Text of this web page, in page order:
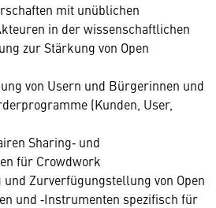
mit unüblichen
in der wissenschaftlichen
zur Stärkung von Open
von Usern und Bürgerinnen und
(Kunden, User,
Sharing‐ und
für Crowdwork
Zurverfügungstellung von Open
und ‐Instrumenten spezifisch für